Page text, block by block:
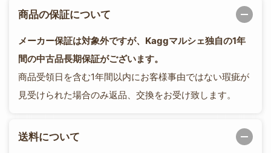
商品の保証について
メーカー保証は対象外ですが、Kaggマルシェ独自の1年
間の中古品長期保証がございます。
商品受領日を含む1年間以内にお客様事由ではない瑕疵が
見受けられた場合のみ返品、交換をお受け致します。
送料について